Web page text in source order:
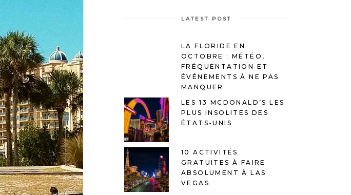
LATEST POST
LA FLORIDE EN
OCTOBRE : MÉTÉO,
FRÉQUENTATION ET
ÉVÉNEMENTS À NE PAS
MANQUER
LES 13 MCDONALD’S LES
PLUS INSOLITES DES
ÉTATS-UNIS
10 ACTIVITÉS
GRATUITES À FAIRE
ABSOLUMENT À LAS
VEGAS